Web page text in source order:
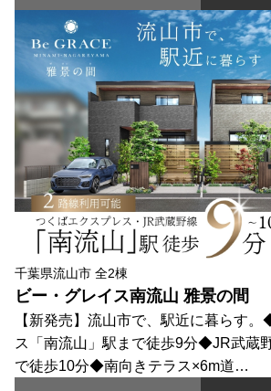
千葉県流山市 全2棟
ビー・グレイス南流山 雅景の間
【新発売】流山市で、駅近に暮らす
ス「南流山」駅まで徒歩9分◆JR武蔵
で徒歩10分◆南向きテラス×6m道…